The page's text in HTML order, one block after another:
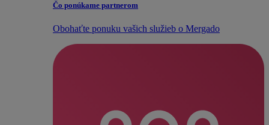
Čo ponúkame partnerom
Obohaťte ponuku vašich služieb o Mergado